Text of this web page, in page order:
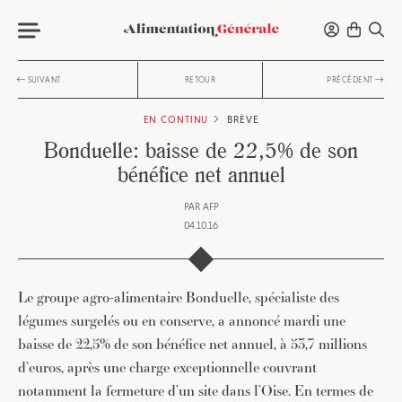
SUIVANT RETOUR PRÉCÉDENT
EN CONTINU BRÈVE
Bonduelle: baisse de 22,5% de son
bénéfice net annuel
PAR AFP
04.10.16
Le groupe agro-alimentaire Bonduelle, spécialiste des
légumes surgelés ou en conserve, a annoncé mardi une
baisse de 22,5% de son bénéfice net annuel, à 53,7 millions
d’euros, après une charge exceptionnelle couvrant
notamment la fermeture d’un site dans l’Oise. En termes de